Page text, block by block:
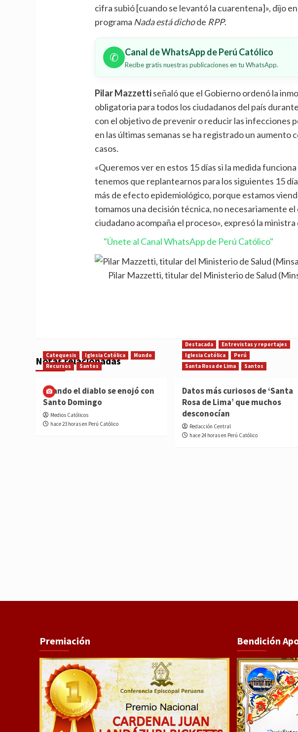
cifra subió [cuando se levantó la cuarentena]», dijo
programa Nada está dichode RPP.
✆ Canal de WhatsApp de Perú Católico
Recibe gratis nuestras publicaciones en tu WhatsApp.
Pilar Mazzettiseñaló que el Gobierno ordenó la
obligatoria para todos los ciudadanos del país
con el objetivo de prevenir o reducir las infecciones
en las últimas semanas se ha registrado un aumento
casos.
«Queremos ver en estos 15 días si la medida funciona
tenemos que replantearnos para los siguientes 15
más de efecto epidemiológico, porque estamos
tomamos una decisión técnica, no necesariamente
ciudadano acompaña el proceso», expresó la ministra
"Únete al Canal WhatsApp de Perú Católico"
Pilar Mazzetti, titular del Ministerio de Salud
Notas relacionadas
Catequesis Iglesia Católica
Mundo
Recursos
Santos
Cuando el diablo se enojó con
Santo Domingo
Medios Católicos
hace 23 horas en Perú Católico
Destacada
Entrevistas y reportajes
Iglesia Católica
Perú
Santa Rosa de Lima
Santos
Datos más curiosos de ‘Santa
Rosa de Lima’ que muchos
desconocían
Redacción Central
hace 24 horas en Perú Católico
Premiación Bendición